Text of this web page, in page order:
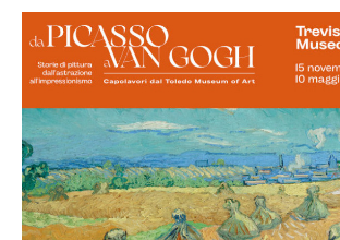
c
e
b
o
k